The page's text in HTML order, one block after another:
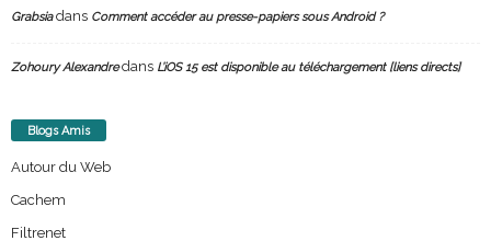
Grabsiadans Comment accéder au presse-papiers sous Android ?
Zohoury Alexandredans L’iOS 15 est disponible au téléchargement [liens directs]
Blogs Amis
Autour du Web
Cachem
Filtrenet